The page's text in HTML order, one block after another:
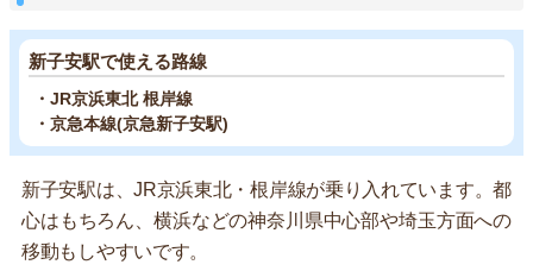
新子安駅で使える路線
・JR京浜東北 根岸線
・京急本線(京急新子安駅)
新子安駅は、JR京浜東北・根岸線が乗り入れています。都
心はもちろん、横浜などの神奈川県中心部や埼玉方面への
移動もしやすいです。